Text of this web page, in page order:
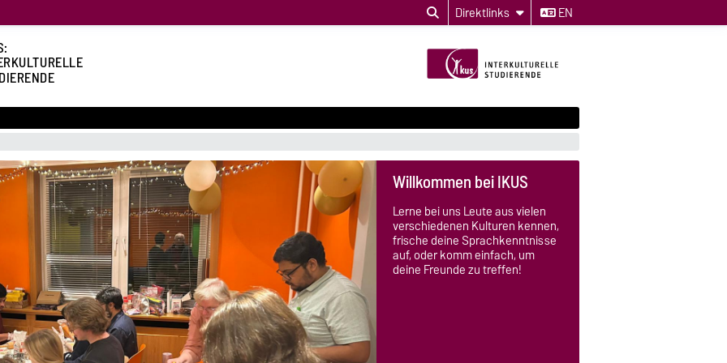
Direktlinks EN
Internationale
Willkommenswochen
Wie jedes Semester organisiert
das Akademische Auslandsamt
der OVGU mit den IKUS die
Internationalen